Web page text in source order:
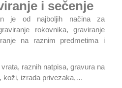
i sečenje
je od najboljih načina za
rokovnika, graviranje
na raznim predmetima i
raznih natpisa, gravura na
koži, izrada privezaka,…